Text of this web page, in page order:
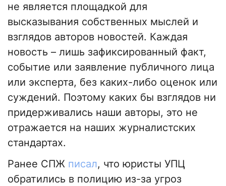
не является площадкой для
высказывания собственных мыслей и
взглядов авторов новостей. Каждая
новость – лишь зафиксированный факт,
событие или заявление публичного лица
или эксперта, без каких-либо оценок или
суждений. Поэтому каких бы взглядов ни
придерживались наши авторы, это не
отражается на наших журналистских
стандартах.
Ранее СПЖ писал, что юристы УПЦ
обратились в полицию из-за угроз